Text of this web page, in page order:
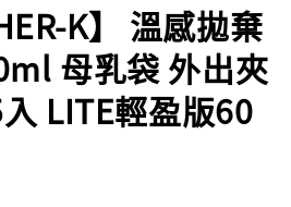
K】 溫感拋棄
母乳袋 外出夾
LITE輕盈版60